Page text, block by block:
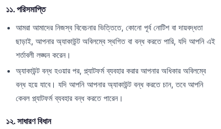
১১. পরিসমাপ্তি
আমরা আমাদের নিজস্ব বিবেচনার ভিত্তিতে, কোনো পূর্ব নোটিশ বা দায়বদ্ধতা
ছাড়াই, আপনার অ্যাকাউন্ট অবিলম্বে স্থগিত বা বন্ধ করতে পারি, যদি আপনি এই
শর্তাবলী লঙ্ঘন করেন।
অ্যাকাউন্ট বন্ধ হওয়ার পর, প্ল্যাটফর্ম ব্যবহার করার আপনার অধিকার অবিলম্বে
বন্ধ হয়ে যাবে। যদি আপনি আপনার অ্যাকাউন্ট বন্ধ করতে চান, তবে আপনি
কেবল প্ল্যাটফর্ম ব্যবহার বন্ধ করতে পারেন।
১২. সাধারণ বিধান